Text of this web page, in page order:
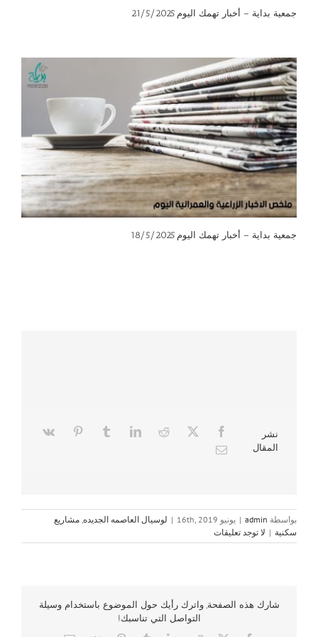
جمعية بداية – أخبار تهمك اليوم 21/5/2025
جمعية بداية – أخبار تهمك اليوم 18/5/2025
نشر
المقال
بواسطة admin
| يونيو 16th, 2019 | لوسيال العاصمه الجديده مشاريع
سكنية | لا توجد تعليقات
شارك هذه الصفحة, واترك رأيك حول الموضوع باستخدام وسيلة
التواصل التي تناسبك!